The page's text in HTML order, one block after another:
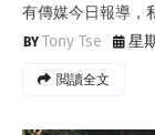
有傳媒今日報導，
Tony Tse
星
閲讀全文